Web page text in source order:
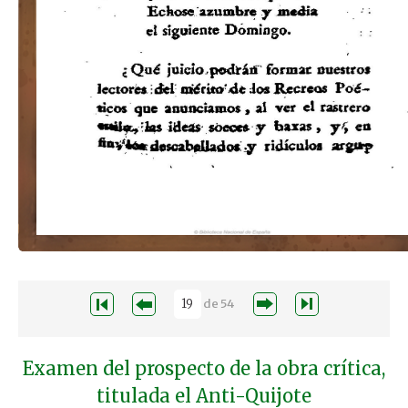
de 54
Examen del prospecto de la obra crítica,
titulada el Anti-Quijote